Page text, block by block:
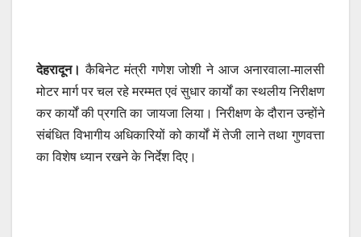
देहरादून। कैबिनेट मंत्री गणेश जोशी ने आज अनारवाला-मालसी
मोटर मार्ग पर चल रहे मरम्मत एवं सुधार कार्यों का स्थलीय निरीक्षण
कर कार्यों की प्रगति का जायजा लिया। निरीक्षण के दौरान उन्होंने
संबंधित विभागीय अधिकारियों को कार्यों में तेजी लाने तथा गुणवत्ता
का विशेष ध्यान रखने के निर्देश दिए।